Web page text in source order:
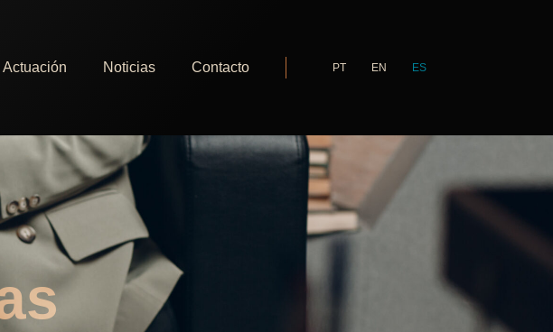
Actuación Noticias Contacto PT EN ES